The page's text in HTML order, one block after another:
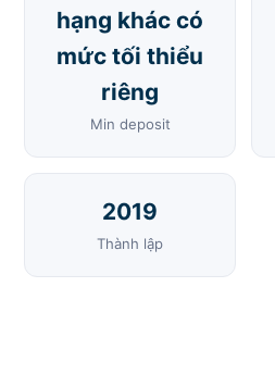
hạng khác có
mức tối thiểu
riêng
Min deposit
2019
Thành lập